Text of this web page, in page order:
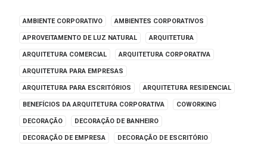
AMBIENTE CORPORATIVO AMBIENTES CORPORATIVOS
APROVEITAMENTO DE LUZ NATURAL ARQUITETURA
ARQUITETURA COMERCIAL ARQUITETURA CORPORATIVA
ARQUITETURA PARA EMPRESAS
ARQUITETURA PARA ESCRITÓRIOS ARQUITETURA RESIDENCIAL
BENEFÍCIOS DA ARQUITETURA CORPORATIVA COWORKING
DECORAÇÃO DECORAÇÃO DE BANHEIRO
DECORAÇÃO DE EMPRESA DECORAÇÃO DE ESCRITÓRIO